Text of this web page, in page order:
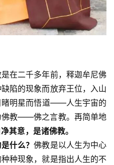
在二千多年前，释迦牟尼佛
陷的现象而放弃王位，入山
睹明星而悟道——人生宇宙的
佛教——佛之言教。再简单地
其意，是诸佛教。
是什么？佛教是以人生为中心
种现象，就是指出人生的不